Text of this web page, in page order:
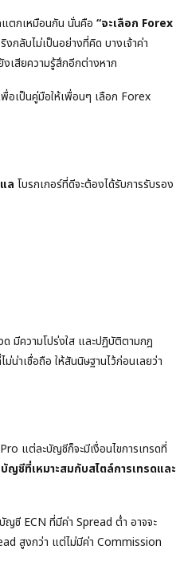
ตกเหมือนกัน นั่นคือ “จะเลือก Forex
งกลับไม่เป็นอย่างที่คิด บางเจ้าค่า
เสียความรู้สึกอีกต่างหาก
อเป็นคู่มือให้เพื่อนๆ เลือก Forex
ล โบรกเกอร์ที่ดีจะต้องได้รับการรับรอง
มีความโปร่งใส และปฏิบัติตามกฎ
น่าเชื่อถือ ให้สันนิษฐานไว้ก่อนเลยว่า
แต่ละบัญชีก็จะมีเงื่อนไขการเทรดที่
ญชีที่เหมาะสมกับสไตล์การเทรดและ
ญชี ECN ที่มีค่า Spread ต่ำ อาจจะ
สูงกว่า แต่ไม่มีค่า Commission